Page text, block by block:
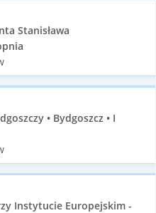
Stanisława
• Bydgoszcz • I
Instytucie Europejskim -